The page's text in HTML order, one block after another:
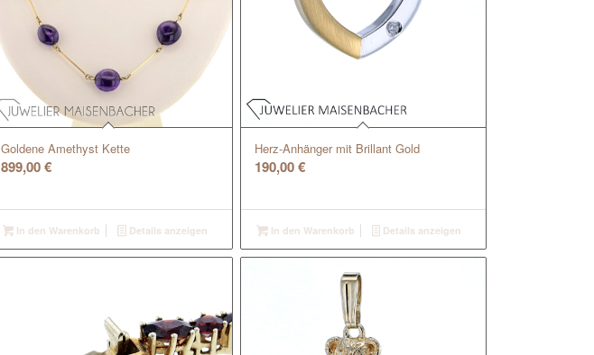
Goldene Amethyst Kette
899,00€
In den Warenkorb Details anzeigen
Herz-Anhänger mit Brillant Gold
190,00€
In den Warenkorb Details anzeigen